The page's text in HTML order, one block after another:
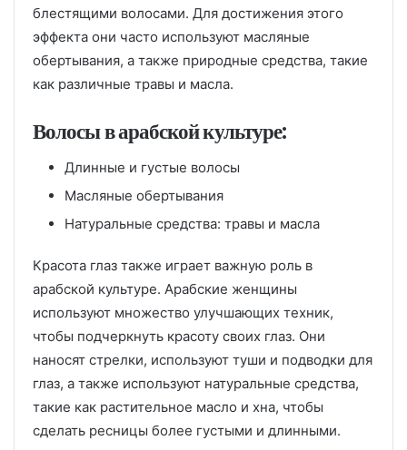
блестящими волосами. Для достижения этого
эффекта они часто используют масляные
обертывания, а также природные средства, такие
как различные травы и масла.
Волосы в арабской культуре:
Длинные и густые волосы
Масляные обертывания
Натуральные средства: травы и масла
Красота глаз также играет важную роль в
арабской культуре. Арабские женщины
используют множество улучшающих техник,
чтобы подчеркнуть красоту своих глаз. Они
наносят стрелки, используют туши и подводки для
глаз, а также используют натуральные средства,
такие как растительное масло и хна, чтобы
сделать ресницы более густыми и длинными.